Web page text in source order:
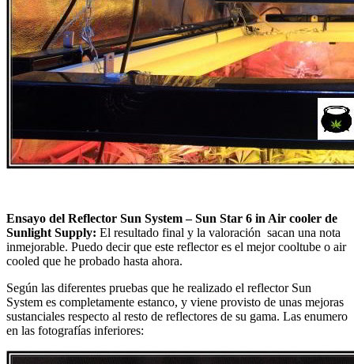
Ensayo del Reflector Sun System – Sun Star 6 in Air cooler de
Sunlight Supply: El resultado final y la valoración sacan una nota
inmejorable. Puedo decir que este reflector es el mejor cooltube o air
cooled que he probado hasta ahora.
Según las diferentes pruebas que he realizado el reflector Sun
System es completamente estanco, y viene provisto de unas mejoras
sustanciales respecto al resto de reflectores de su gama. Las enumero
en las fotografías inferiores: